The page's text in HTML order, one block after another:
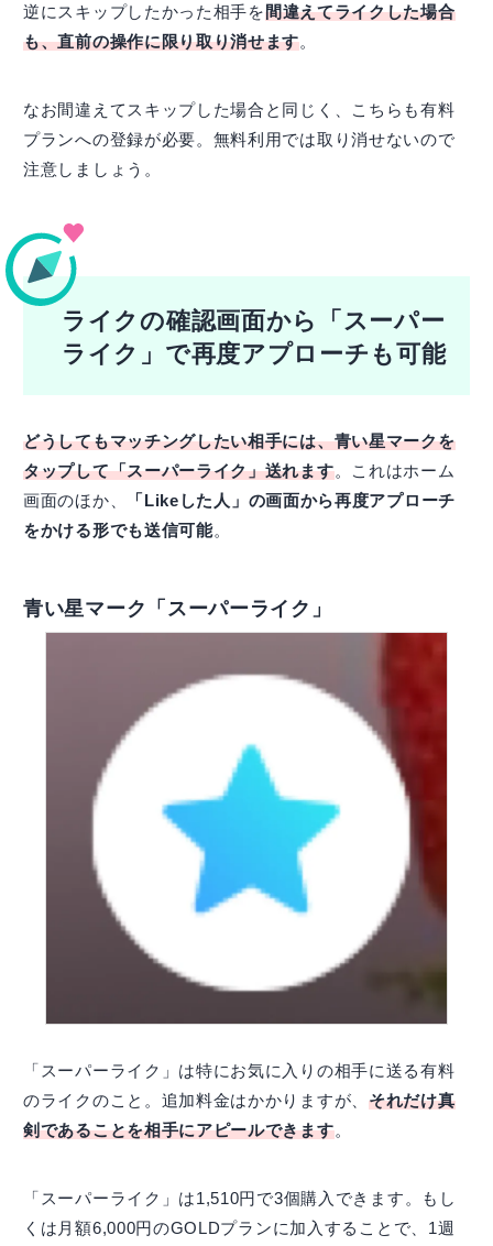
逆にスキップしたかった相手を間違えてライクした場合
も、直前の操作に限り取り消せます。
なお間違えてスキップした場合と同じく、こちらも有料
プランへの登録が必要。無料利用では取り消せないので
注意しましょう。
ライクの確認画面から「スーパー
ライク」で再度アプローチも可能
どうしてもマッチングしたい相手には、青い星マークを
タップして「スーパーライク」送れます。これはホーム
画面のほか、
「Likeした人」の画面から再度アプローチ
をかける形でも送信可能。
青い星マーク「スーパーライク」
「スーパーライク」は特にお気に入りの相手に送る有料
のライクのこと。追加料金はかかりますが、 それだけ真
剣であることを相手にアピールできます。
「スーパーライク」は1,510円で3個購入できます。もし
くは月額6,000円のGOLDプランに加入することで、1週